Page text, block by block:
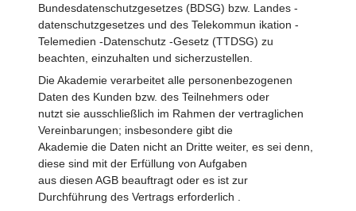
Bundesdatenschutzgesetzes (BDSG) bzw. Landes -
datenschutzgesetzes und des Telekommun ikation -
Telemedien -Datenschutz -Gesetz (TTDSG) zu
beachten, einzuhalten und sicherzustellen.
Die Akademie verarbeitet alle personenbezogenen
Daten des Kunden bzw. des Teilnehmers oder
nutzt sie ausschließlich im Rahmen der vertraglichen
Vereinbarungen; insbesondere gibt die
Akademie die Daten nicht an Dritte weiter, es sei denn,
diese sind mit der Erfüllung von Aufgaben
aus diesen AGB beauftragt oder es ist zur
Durchführung des Vertrags erforderlich .